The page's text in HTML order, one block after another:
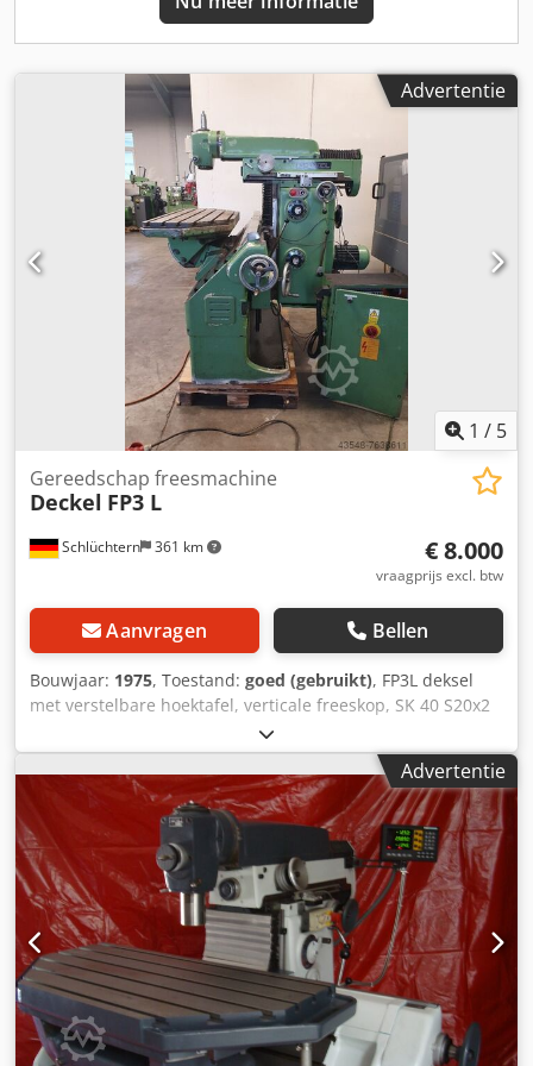
Advertentie
1 / 5
Schlüchtern 361 km
Gereedschap freesmachine
Deckel FP3 L
€ 8.000
vraagprijs excl. btw
Aanvragen Bellen
Bouwjaar: 1975, Toestand: goed (gebruikt), FP3L deksel
met verstelbare hoektafel, verticale freeskop, SK 40 S20x2
spindelhouder. Goed werkende staat. Klaar voor
demonstratie onder stroom op afspraak. Dkjdpfsildwxsx
Ankjr
Advertentie